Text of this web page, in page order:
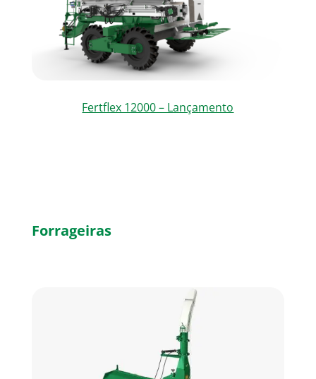
Fertflex 12000 – Lançamento
Forrageiras